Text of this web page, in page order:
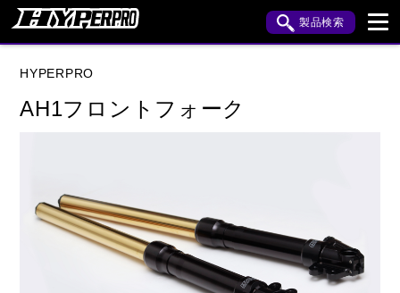
製品検索
KAWASAKI
閉じる
HYPERPRO
AH1フロントフォーク